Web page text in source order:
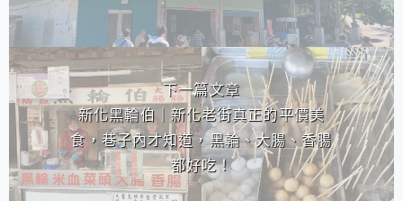
下一篇文章
新化黑輪伯｜新化老街真正的平價美
食，巷子內才知道，黑輪、大腸、香腸
都好吃！